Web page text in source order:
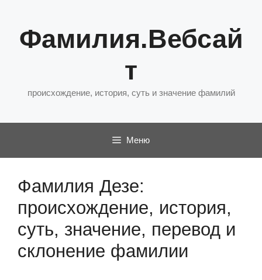
содержимому
Фамилия.Вебсай
т
происхождение, история, суть и значение фамилий
Меню
Фамилия Дезе:
происхождение, история,
суть, значение, перевод и
склонение фамилии